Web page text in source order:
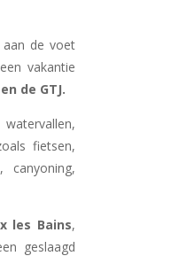
aan de voet
vakantie
de GTJ.
fietsen,
canyoning,
les Bains,
geslaagd